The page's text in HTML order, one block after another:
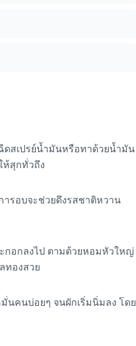
ดสเปรย์น้ำมันหรือทาด้วยน้ำมัน
ห้สุกทั่วถึง
ารอบจะช่วยดึงรสชาติหวาน
อกลงไป ตามด้วยหอมหัวใหญ่
ทองสวย
นคนบ่อยๆ จนผักเริ่มนิ่มลง โดย